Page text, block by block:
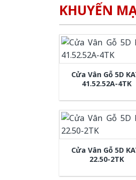
KHUYẾN
Cửa Vân Gỗ 5D
41.52.52A-4TK
Cửa Vân Gỗ 5D
22.50-2TK